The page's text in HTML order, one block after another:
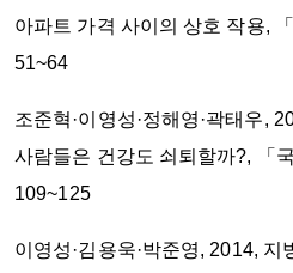
아파트 가격 사이의 상호 작용,
51~64
조준혁·이영성·정해영·곽태우,
사람들은 건강도 쇠퇴할까?, 「
109~125
이영성·김용욱·박준영, 2014,